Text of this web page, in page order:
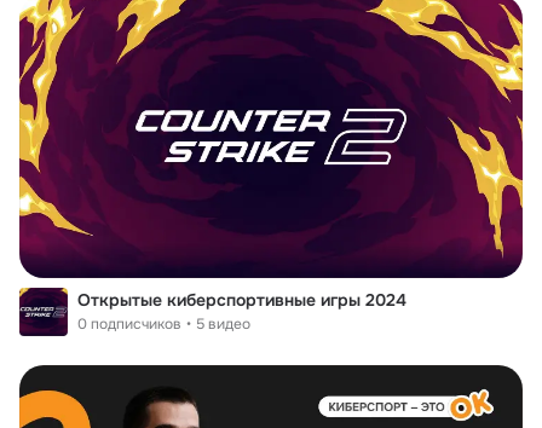
Открытые киберспортивные игры 2024
0 подписчиков 5 видео